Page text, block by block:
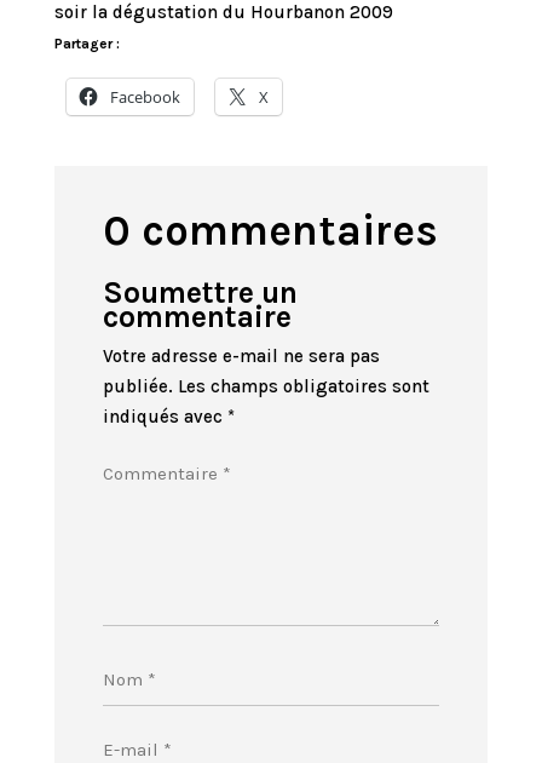
soir la dégustation du Hourbanon 2009
Partager :
Facebook X
0 commentaires
Soumettre un
commentaire
Votre adresse e-mail ne sera pas
publiée. Les champs obligatoires sont
indiqués avec *